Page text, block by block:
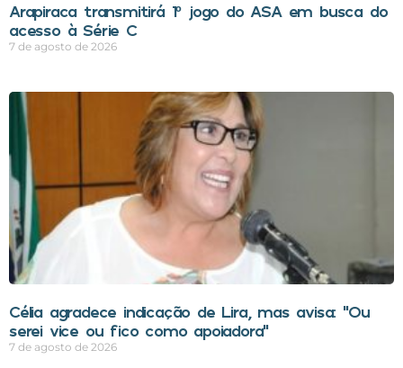
Arapiraca transmitirá 1º jogo do ASA em busca do
acesso à Série C
7 de agosto de 2026
Célia agradece indicação de Lira, mas avisa: “Ou
serei vice ou fico como apoiadora”
7 de agosto de 2026